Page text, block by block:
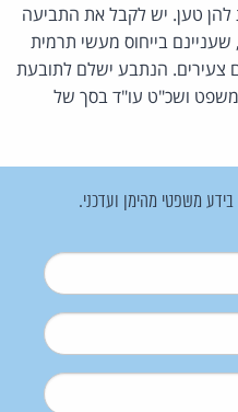
להן טען. יש לקבל את התביעה
בייחוס מעשי תרמית
צעירים. הנתבע ישלם לתובעת
הוצאות משפט ושכ"ט עו"ד בסך של
משפטי מהימן ועדכני.